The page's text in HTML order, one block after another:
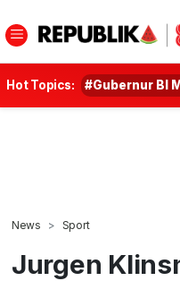
Hot Topics: #Gubernur BI
News Sport
Jurgen